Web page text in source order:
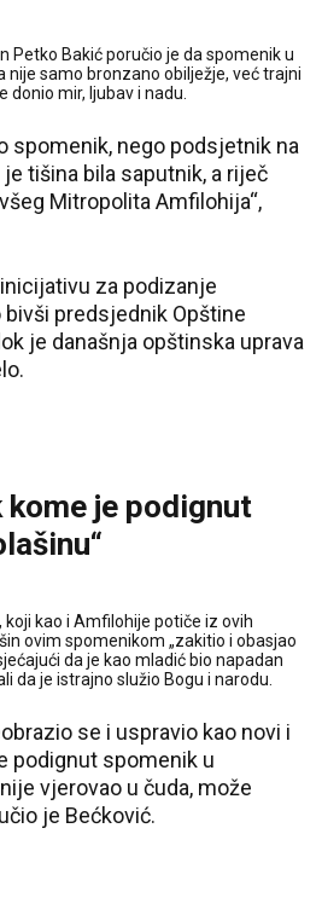
Petko Bakić poručio je da spomenik u
nije samo bronzano obilježje, već trajni
donio mir, ljubav i nadu.
spomenik, nego podsjetnik na
tišina bila saputnik, a riječ
Mitropolita Amfilohija“,
za podizanje
predsjednik Opštine
je današnja opštinska uprava
kome je podignut
kao i Amfilohije potiče iz ovih
ovim spomenikom „zakitio i obasjao
da je kao mladić bio napadan
da je istrajno služio Bogu i narodu.
se i uspravio kao novi i
podignut spomenik u
vjerovao u čuda, može
je Bećković.